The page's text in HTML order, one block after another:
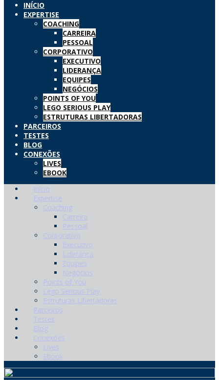
INÍCIO
EXPERTISE
COACHING
CARREIRA
PESSOAL
CORPORATIVO
EXECUTIVO
LIDERANÇA
EQUIPES
NEGÓCIOS
POINTS OF YOU
LEGO SERIOUS PLAY
ESTRUTURAS LIBERTADORAS
PARCEIROS
TESTES
BLOG
CONEXÕES
LIVES
EBOOK
Início
Expertise
Coaching
Carreira
Pessoal
Corporativo
Executivo
Liderança
Equipes
Negócios
Points of You
Lego Serious Play
Estruturas Libertadoras
Parceiros
Testes
Blog
Conexões
Lives
Ebook